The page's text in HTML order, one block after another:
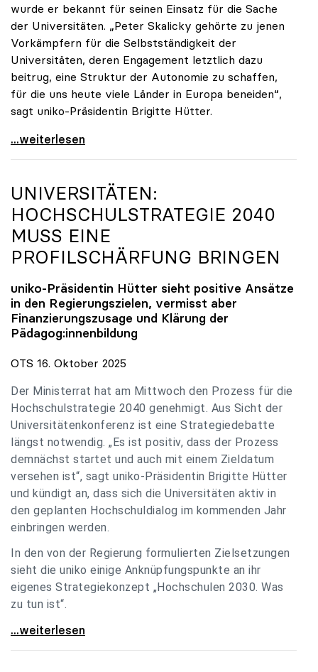
wurde er bekannt für seinen Einsatz für die Sache
der Universitäten. „Peter Skalicky gehörte zu jenen
Vorkämpfern für die Selbstständigkeit der
Universitäten, deren Engagement letztlich dazu
beitrug, eine Struktur der Autonomie zu schaffen,
für die uns heute viele Länder in Europa beneiden“,
sagt uniko-Präsidentin Brigitte Hütter.
uniko trauert um ehemaligen Präsidenten Peter
...weiterlesen
UNIVERSITÄTEN:
HOCHSCHULSTRATEGIE 2040
MUSS EINE
PROFILSCHÄRFUNG BRINGEN
uniko-Präsidentin Hütter sieht positive Ansätze
in den Regierungszielen, vermisst aber
Finanzierungszusage und Klärung der
Pädagog:innenbildung
OTS 16. Oktober 2025
Der Ministerrat hat am Mittwoch den Prozess für die
Hochschulstrategie 2040 genehmigt. Aus Sicht der
Universitätenkonferenz ist eine Strategiedebatte
längst notwendig. „Es ist positiv, dass der Prozess
demnächst startet und auch mit einem Zieldatum
versehen ist“, sagt uniko-Präsidentin Brigitte Hütter
und kündigt an, dass sich die Universitäten aktiv in
den geplanten Hochschuldialog im kommenden Jahr
einbringen werden.
In den von der Regierung formulierten Zielsetzungen
sieht die uniko einige Anknüpfungspunkte an ihr
eigenes Strategiekonzept „Hochschulen 2030. Was
zu tun ist“.
Universitäten: Hochschulstrategie 2040 muss eine
...weiterlesen